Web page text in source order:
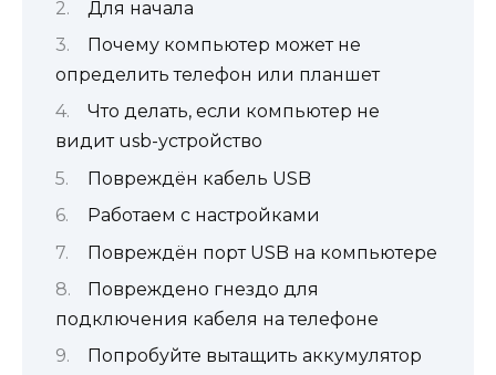
Для начала
Почему компьютер может не
определить телефон или планшет
Что делать, если компьютер не
видит usb-устройство
Повреждён кабель USB
Работаем с настройками
Повреждён порт USB на компьютере
Повреждено гнездо для
подключения кабеля на телефоне
Попробуйте вытащить аккумулятор